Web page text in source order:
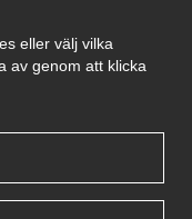
eller välj vilka
av genom att klicka